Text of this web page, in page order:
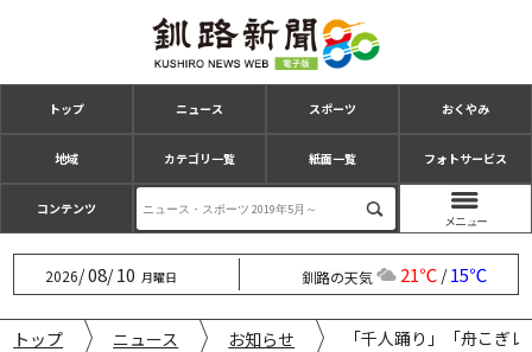
トップ ニュース スポーツ おくやみ
地域 カテゴリ一覧 紙面一覧 フォトサービス
コンテンツ
2026/08/10 月曜日 釧路の天気 21℃/15℃
トップ ニュース お知らせ 「千人踊り」「舟こぎ